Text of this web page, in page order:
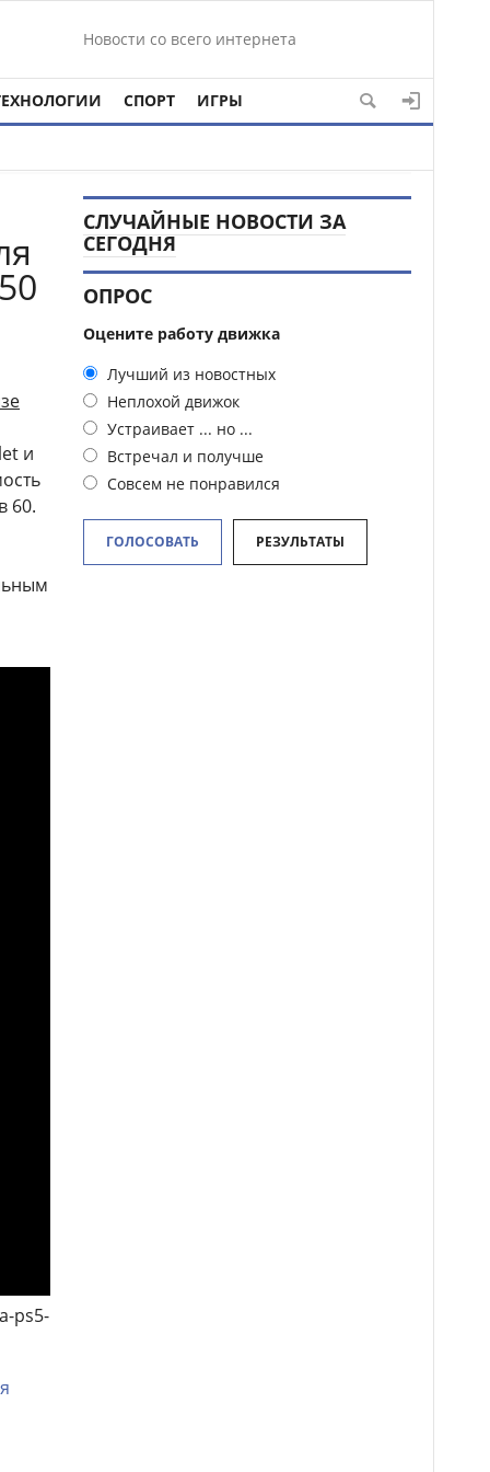
Новости со всего интернета
СПОРТ ИГРЫ
и
60.
ps5-
СЛУЧАЙНЫЕ НОВОСТИ ЗА
СЕГОДНЯ
ОПРОС
Оцените работу движка
Лучший из новостных
Неплохой движок
Устраивает ... но ...
Встречал и получше
Совсем не понравился
ГОЛОСОВАТЬ РЕЗУЛЬТАТЫ